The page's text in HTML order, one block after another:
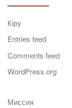
Кіру
Entries feed
Comments feed
WordPress.org
Миссия